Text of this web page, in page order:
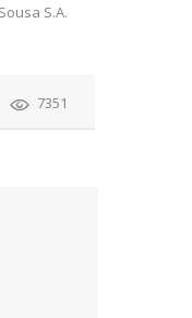
S.A.
7351